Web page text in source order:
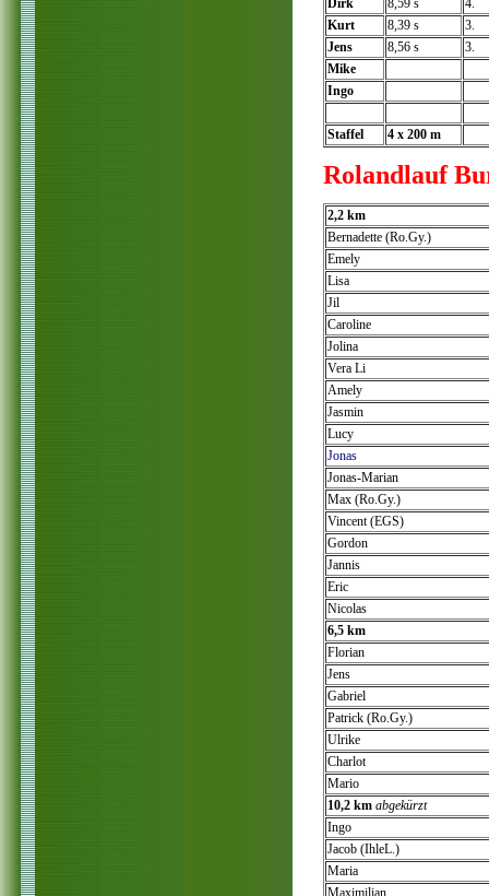
Dirk
8,59 s
4.
Kurt
8,39 s
3.
Jens
8,56 s
3.
Mike
Ingo
Staffel 4 x 200 m
Rolandlauf
2,2 km
Bernadette (Ro.Gy.)
Emely
Lisa
Jil
Caroline
Jolina
Vera Li
Amely
Jasmin
Lucy
Jonas
Jonas-Marian
Max (Ro.Gy.)
Vincent (EGS)
Gordon
Jannis
Eric
Nicolas
6,5 km
Florian
Jens
Gabriel
Patrick (Ro.Gy.)
Ulrike
Charlot
Mario
10,2 km abgekürzt
Ingo
Jacob (IhleL.)
Maria
Maximilian